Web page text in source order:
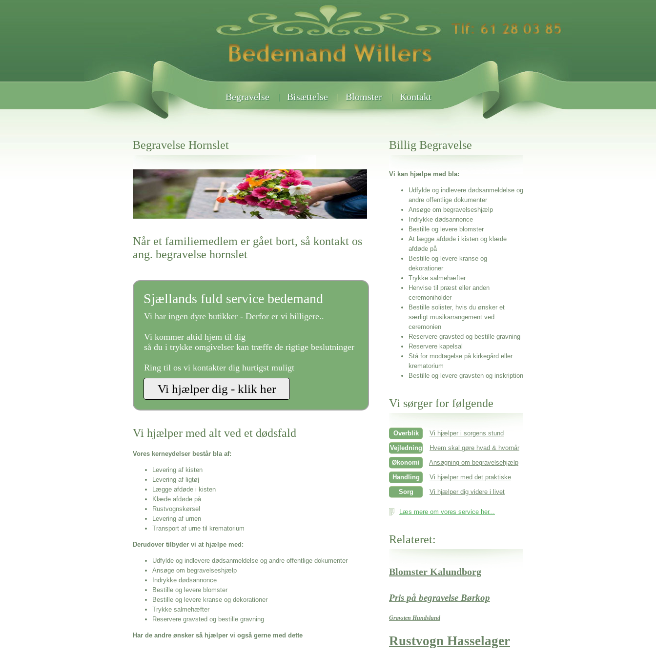
Begravelse Bisættelse Blomster Kontakt
Begravelse Hornslet
Her hos os får du altid en god afslutning når det gælder
Begravelse Hornslet
vi hjælper i alle faser af begravelsel
Når et familiemedlem er gået bort, så kontakt os
ang. begravelse hornslet
Sjællands fuld service bedemand
Vi har ingen dyre butikker - Derfor er vi billigere..
Vi kommer altid hjem til dig
så du i trykke omgivelser kan træffe de rigtige beslutninger
Ring til os vi kontakter dig hurtigst muligt
Vi hjælper med alt ved et dødsfald
Vores kerneydelser består bla af:
Levering af kisten
Levering af ligtøj
Lægge afdøde i kisten
Klæde afdøde på
Rustvognskørsel
Levering af urnen
Transport af urne til krematorium
Derudover tilbyder vi at hjælpe med:
Udfylde og indlevere dødsanmeldelse og andre offentlige dokumenter
Ansøge om begravelseshjælp
Indrykke dødsannonce
Bestille og levere blomster
Bestille og levere kranse og dekorationer
Trykke salmehæfter
Reservere gravsted og bestille gravning
Har de andre ønsker så hjælper vi også gerne med dette
Billig Begravelse
Vi kan hjælpe med bla:
Udfylde og indlevere dødsanmeldelse og
andre offentlige dokumenter
Ansøge om begravelseshjælp
Indrykke dødsannonce
Bestille og levere blomster
At lægge afdøde i kisten og klæde
afdøde på
Bestille og levere kranse og
dekorationer
Trykke salmehæfter
Henvise til præst eller anden
ceremoniholder
Bestille solister, hvis du ønsker et
særligt musikarrangement ved
ceremonien
Reservere gravsted og bestille gravning
Reservere kapelsal
Stå for modtagelse på kirkegård eller
krematorium
Bestille og levere gravsten og inskription
Vi sørger for følgende
Overblik
Vi hjælper i sorgens stund
Vejledning
Hvem skal gøre hvad & hvornår
Økonomi
Ansøgning om begravelsehjælp
Handling
Vi hjælper med det praktiske
Sorg
Vi hjælper dig videre i livet
Læs mere om vores service her...
Relateret:
Blomster Kalundborg
Pris på begravelse Børkop
Gravsten Hundslund
Rustvogn Hasselager